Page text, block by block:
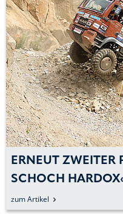
ERNEUT ZWEITER
SCHOCH
zum Artikel